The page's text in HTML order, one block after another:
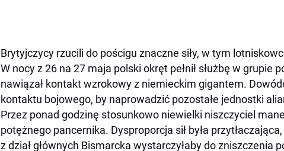
Brytyjczycy rzucili do pościgu znaczne siły, w tym
W nocy z 26 na 27 maja polski okręt pełnił służbę w grupie
nawiązał kontakt wzrokowy z niemieckim gigantem.
kontaktu bojowego, by naprowadzić pozostałe jednostki
Przez ponad godzinę stosunkowo niewielki niszczyciel
potężnego pancernika. Dysproporcja sił była
z dział głównych Bismarcka wystarczyłaby do zniszczenia